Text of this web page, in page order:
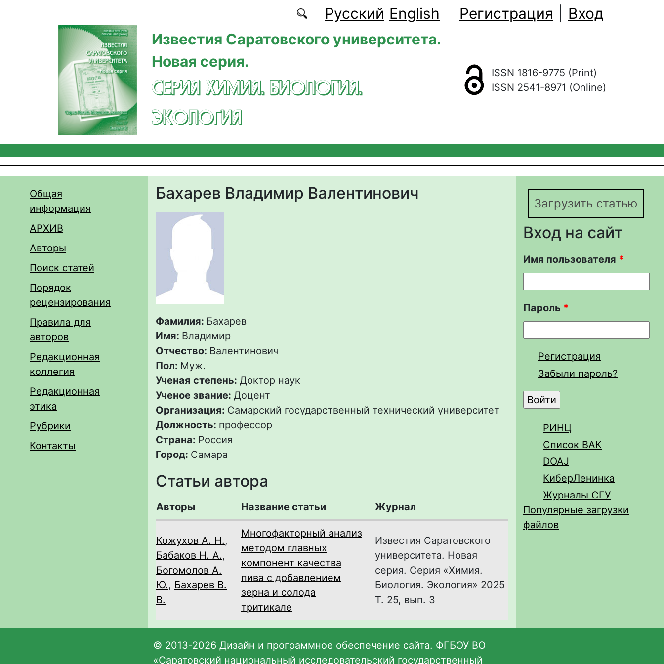
Русский English Регистрация
Вход
Известия Саратовского университета.
Новая серия.
СЕРИЯ ХИМИЯ. БИОЛОГИЯ.
ЭКОЛОГИЯ
ISSN 1816-9775 (Print)
ISSN 2541-8971 (Online)
Общая
информация
АРХИВ
Авторы
Поиск статей
Порядок
рецензирования
Правила для
авторов
Редакционная
коллегия
Редакционная
этика
Рубрики
Контакты
Бахарев Владимир Валентинович
Фамилия: Бахарев
Имя: Владимир
Отчество: Валентинович
Пол: Муж.
Ученая степень: Доктор наук
Ученое звание: Доцент
Организация: Самарский государственный технический университет
Должность: профессор
Страна: Россия
Город: Самара
Статьи автора
Авторы Название статьи Журнал
Кожухов А. Н.,
Бабаков Н. А.,
Богомолов А.
Ю., Бахарев В.
В.
Многофакторный анализ
методом главных
компонент качества
пива с добавлением
зерна и солода
тритикале
Известия Саратовского
университета. Новая
серия. Серия «Химия.
Биология. Экология» 2025
Т. 25, вып. 3
Загрузить статью
Вход на сайт
Имя пользователя *
Пароль *
Регистрация
Забыли пароль?
РИНЦ
Список ВАК
DOAJ
КиберЛенинка
Журналы СГУ
Популярные загрузки
файлов
© 2013-2026 Дизайн и программное обеспечение сайта. ФГБОУ ВО
«Саратовский национальный исследовательский государственный